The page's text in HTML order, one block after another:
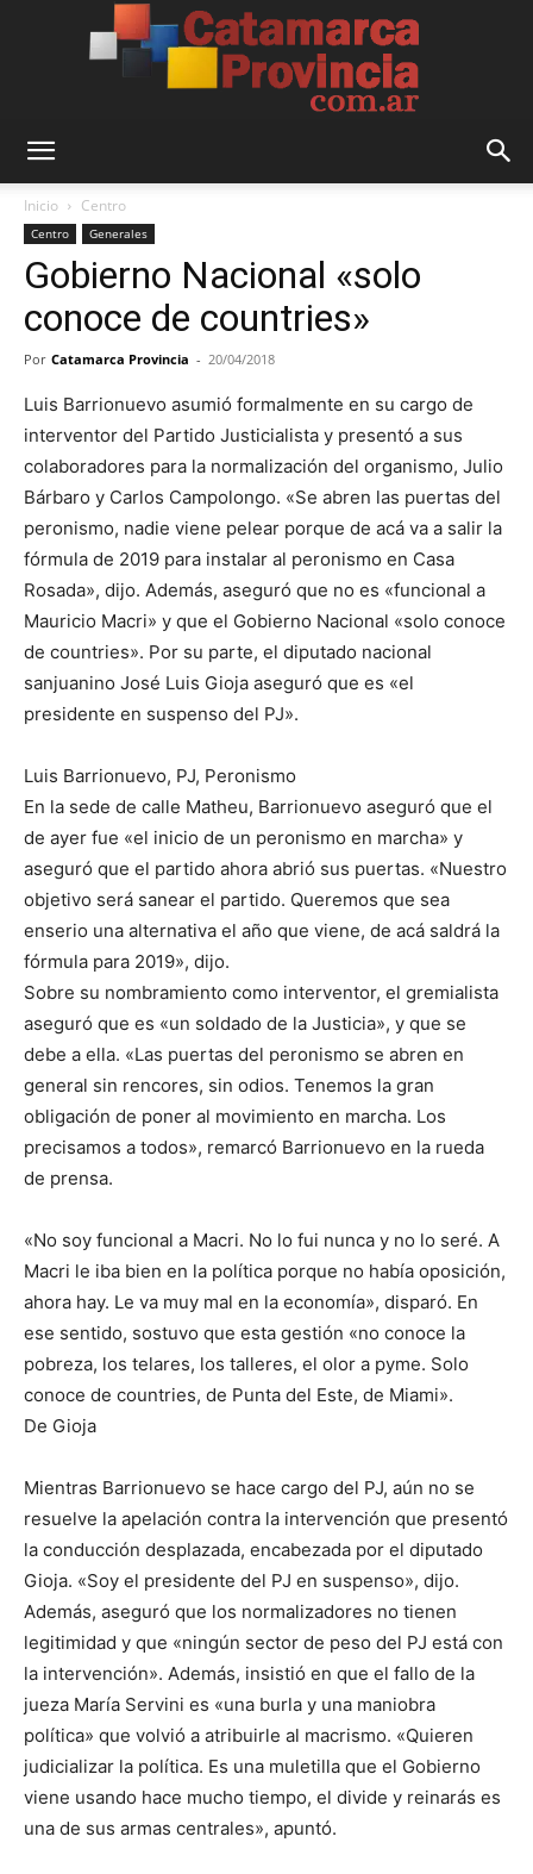
Provincia
Inicio Centro
Centro Generales
Gobierno Nacional «solo
conoce de countries»
Por Catamarca Provincia - 20/04/2018
Luis Barrionuevo asumió formalmente en su cargo de
interventor del Partido Justicialista y presentó a sus
colaboradores para la normalización del organismo, Julio
Bárbaro y Carlos Campolongo. «Se abren las puertas del
peronismo, nadie viene pelear porque de acá va a salir la
fórmula de 2019 para instalar al peronismo en Casa
Rosada», dijo. Además, aseguró que no es «funcional a
Mauricio Macri» y que el Gobierno Nacional «solo conoce
de countries». Por su parte, el diputado nacional
sanjuanino José Luis Gioja aseguró que es «el
presidente en suspenso del PJ».
Luis Barrionuevo, PJ, Peronismo
En la sede de calle Matheu, Barrionuevo aseguró que el
de ayer fue «el inicio de un peronismo en marcha» y
aseguró que el partido ahora abrió sus puertas. «Nuestro
objetivo será sanear el partido. Queremos que sea
enserio una alternativa el año que viene, de acá saldrá la
fórmula para 2019», dijo.
Sobre su nombramiento como interventor, el gremialista
aseguró que es «un soldado de la Justicia», y que se
debe a ella. «Las puertas del peronismo se abren en
general sin rencores, sin odios. Tenemos la gran
obligación de poner al movimiento en marcha. Los
precisamos a todos», remarcó Barrionuevo en la rueda
de prensa.
«No soy funcional a Macri. No lo fui nunca y no lo seré. A
Macri le iba bien en la política porque no había oposición,
ahora hay. Le va muy mal en la economía», disparó. En
ese sentido, sostuvo que esta gestión «no conoce la
pobreza, los telares, los talleres, el olor a pyme. Solo
conoce de countries, de Punta del Este, de Miami».
De Gioja
Mientras Barrionuevo se hace cargo del PJ, aún no se
resuelve la apelación contra la intervención que presentó
la conducción desplazada, encabezada por el diputado
Gioja. «Soy el presidente del PJ en suspenso», dijo.
Además, aseguró que los normalizadores no tienen
legitimidad y que «ningún sector de peso del PJ está con
la intervención». Además, insistió en que el fallo de la
jueza María Servini es «una burla y una maniobra
política» que volvió a atribuirle al macrismo. «Quieren
judicializar la política. Es una muletilla que el Gobierno
viene usando hace mucho tiempo, el divide y reinarás es
una de sus armas centrales», apuntó.